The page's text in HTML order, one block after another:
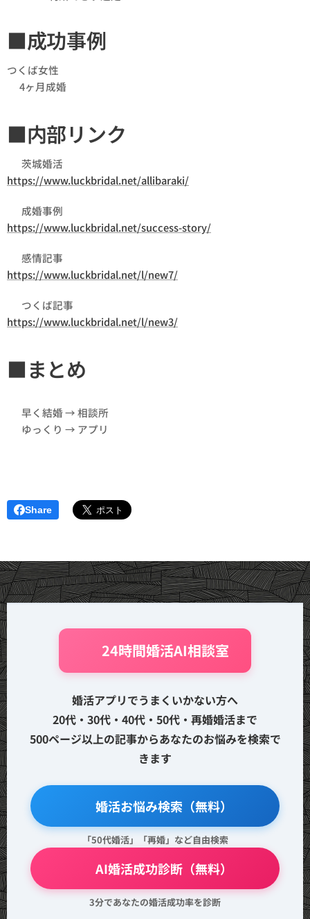
■成功事例
つくば女性
👉4ヶ月成婚
■内部リンク
👉 茨城婚活
https://www.luckbridal.net/allibaraki/
👉 成婚事例
https://www.luckbridal.net/success-story/
👉 感情記事
https://www.luckbridal.net/l/new7/
👉 つくば記事
https://www.luckbridal.net/l/new3/
■まとめ
👉 早く結婚 → 相談所
👉 ゆっくり → アプリ
Share
🤖 24時間婚活AI相談室
婚活アプリでうまくいかない方へ
20代・30代・40代・50代・再婚婚活まで
500ページ以上の記事からあなたのお悩みを検索で
きます
🔍 婚活お悩み検索（無料）
「50代婚活」「再婚」など自由検索
💖 AI婚活成功診断（無料）
3分であなたの婚活成功率を診断